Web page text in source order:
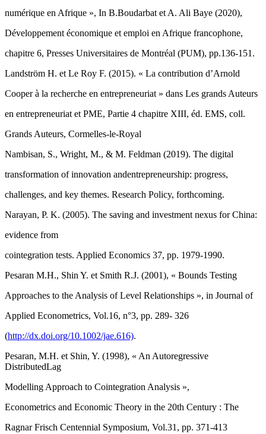
numérique en Afrique », In B.Boudarbat et A. Ali Baye (2020),
Développement économique et emploi en Afrique francophone,
chapitre 6, Presses Universitaires de Montréal (PUM), pp.136-151.
Landström H. et Le Roy F. (2015). « La contribution d’Arnold
Cooper à la recherche en entrepreneuriat » dans Les grands Auteurs
en entrepreneuriat et PME, Partie 4 chapitre XIII, éd. EMS, coll.
Grands Auteurs, Cormelles-le-Royal
Nambisan, S., Wright, M., & M. Feldman (2019). The digital
transformation of innovation andentrepreneurship: progress,
challenges, and key themes. Research Policy, forthcoming.
Narayan, P. K. (2005). The saving and investment nexus for China:
evidence from
cointegration tests. Applied Economics 37, pp. 1979-1990.
Pesaran M.H., Shin Y. et Smith R.J. (2001), « Bounds Testing
Approaches to the Analysis of Level Relationships », in Journal of
Applied Econometrics, Vol.16, n°3, pp. 289- 326
(http://dx.doi.org/10.1002/jae.616).
Pesaran, M.H. et Shin, Y. (1998), « An Autoregressive
DistributedLag
Modelling Approach to Cointegration Analysis »,
Econometrics and Economic Theory in the 20th Century : The
Ragnar Frisch Centennial Symposium, Vol.31, pp. 371-413